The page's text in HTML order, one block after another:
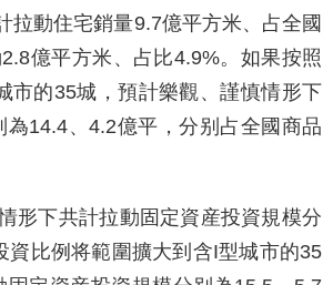
拉動住宅銷量9.7億平方米、占全國
億平方米、占比4.9%。如果按照
市的35城，預計樂觀、謹慎情形下
14.4、4.2億平，分别占全國商品
形下共計拉動固定資産投資規模分
比例将範圍擴大到含I型城市的35